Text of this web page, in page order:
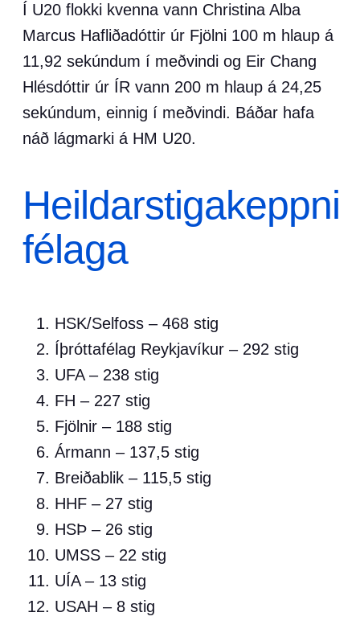
Í U20 flokki kvenna vann Christina Alba
Marcus Hafliðadóttir úr Fjölni 100 m hlaup á
11,92 sekúndum í meðvindi og Eir Chang
Hlésdóttir úr ÍR vann 200 m hlaup á 24,25
sekúndum, einnig í meðvindi. Báðar hafa
náð lágmarki á HM U20.
Heildarstigakeppni
félaga
HSK/Selfoss – 468 stig
Íþróttafélag Reykjavíkur – 292 stig
UFA – 238 stig
FH – 227 stig
Fjölnir – 188 stig
Ármann – 137,5 stig
Breiðablik – 115,5 stig
HHF – 27 stig
HSÞ – 26 stig
UMSS – 22 stig
UÍA – 13 stig
USAH – 8 stig